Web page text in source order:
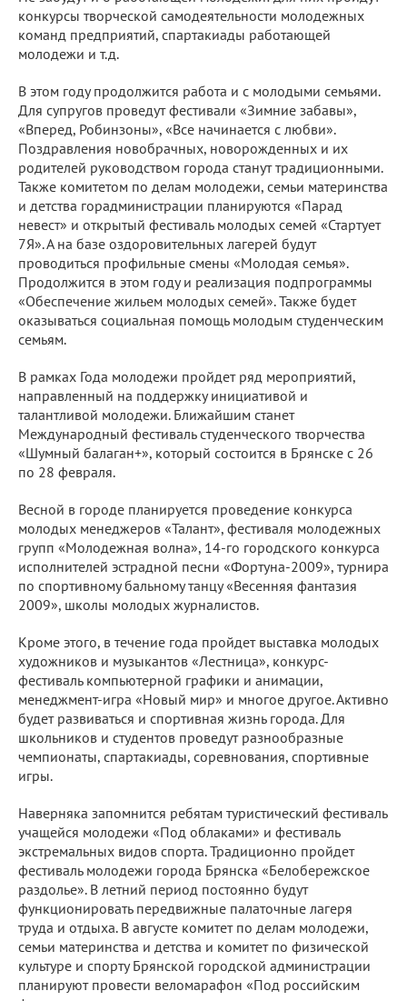
конкурсы творческой самодеятельности молодежных
команд предприятий, спартакиады работающей
молодежи и т.д.
В этом году продолжится работа и с молодыми семьями.
Для супругов проведут фестивали «Зимние забавы»,
«Вперед, Робинзоны», «Все начинается с любви».
Поздравления новобрачных, новорожденных и их
родителей руководством города станут традиционными.
Также комитетом по делам молодежи, семьи материнства
и детства горадминистрации планируются «Парад
невест» и открытый фестиваль молодых семей «Стартует
7Я». А на базе оздоровительных лагерей будут
проводиться профильные смены «Молодая семья».
Продолжится в этом году и реализация подпрограммы
«Обеспечение жильем молодых семей». Также будет
оказываться социальная помощь молодым студенческим
семьям.
В рамках Года молодежи пройдет ряд мероприятий,
направленный на поддержку инициативой и
талантливой молодежи. Ближайшим станет
Международный фестиваль студенческого творчества
«Шумный балаган+», который состоится в Брянске с 26
по 28 февраля.
Весной в городе планируется проведение конкурса
молодых менеджеров «Талант», фестиваля молодежных
групп «Молодежная волна», 14-го городского конкурса
исполнителей эстрадной песни «Фортуна-2009», турнира
по спортивному бальному танцу «Весенняя фантазия
2009», школы молодых журналистов.
Кроме этого, в течение года пройдет выставка молодых
художников и музыкантов «Лестница», конкурс-
фестиваль компьютерной графики и анимации,
менеджмент-игра «Новый мир» и многое другое. Активно
будет развиваться и спортивная жизнь города. Для
школьников и студентов проведут разнообразные
чемпионаты, спартакиады, соревнования, спортивные
игры.
Наверняка запомнится ребятам туристический фестиваль
учащейся молодежи «Под облаками» и фестиваль
экстремальных видов спорта. Традиционно пройдет
фестиваль молодежи города Брянска «Белобережское
раздолье». В летний период постоянно будут
функционировать передвижные палаточные лагеря
труда и отдыха. В августе комитет по делам молодежи,
семьи материнства и детства и комитет по физической
культуре и спорту Брянской городской администрации
планируют провести веломарафон «Под российским